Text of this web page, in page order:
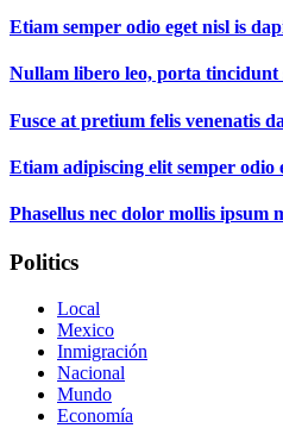
Etiam semper odio eget nisl is
Nullam libero leo, porta tincidunt
Fusce at pretium felis venenatis
Etiam adipiscing elit semper
Phasellus nec dolor mollis ipsum
Politics
Local
Mexico
Inmigración
Nacional
Mundo
Economía